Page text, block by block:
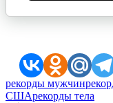
Метки:
рекорды мужчин
СШАрекорды тела